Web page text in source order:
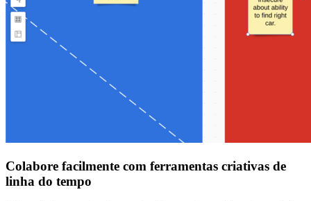
Colabore facilmente com ferramentas criativas de
linha do tempo